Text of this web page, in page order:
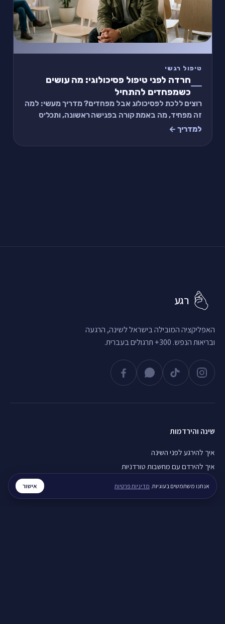
טיפול רגשי
חרדה לפני טיפול פסיכולוגי: מה עושים
כשמפחדים להתחיל
רוצים ללכת לפסיכולוג אבל מפחדים? מדריך מעשי: למה
זה מפחיד, מה באמת קורה בפגישה ראשונה, ותכל׳ס
תרגיל של 2 דקות להכנה.
למדריך ←
רגע
האפליקציה המובילה בישראל לשינה, הרגעה
ובריאות הנפש. 300+ תרגולים בעברית.
שינה והירדמות
איך להירגע לפני השינה
איך להירדם עם מחשבות טורדניות
חוסר שינה כרוני, מה עושים
אנחנו משתמשים בעוגיות. מדיניות פרטיות אישור